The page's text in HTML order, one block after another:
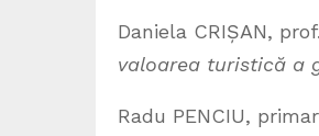
Daniela CRIȘAN,
valoarea turistică a
Radu PENCIU,